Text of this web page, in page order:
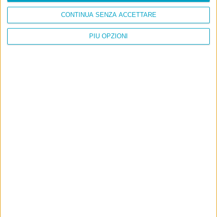
PIÙ OPZIONI
CONTINUA SENZA ACCETTARE